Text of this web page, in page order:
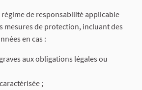
de responsabilité applicable
mesures de protection, incluant des
en cas :
aux obligations légales ou
;